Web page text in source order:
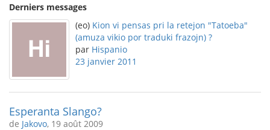
Derniers messages
(eo) Kion vi pensas pri la retejon "Tatoeba"
(amuza vikio por traduki frazojn) ?
par Hispanio
23 janvier 2011
Esperanta Slango?
de Jakovo, 19 août 2009